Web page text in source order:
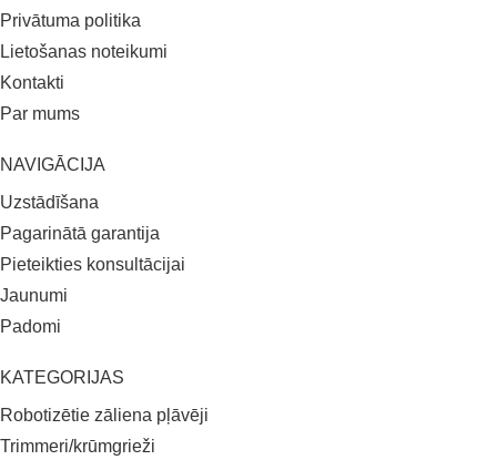
KATEGORIJAS
Robotizētie zāliena pļāvēji
Trimmeri/krūmgrieži
NAVIGĀCIJA
Uzstādīšana
Pagarinātā garantija
Pieteikties konsultācijai
Jaunumi
Padomi
Privātuma politika
Lietošanas noteikumi
Kontakti
Par mums